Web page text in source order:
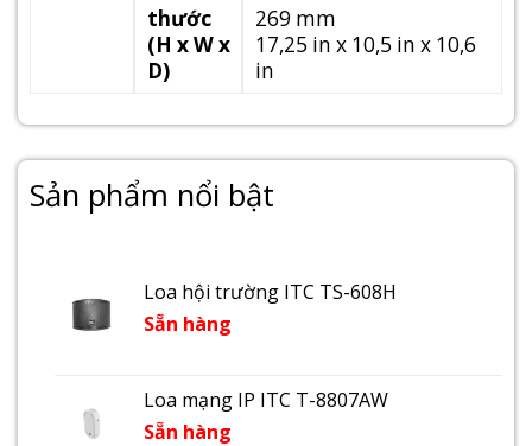
thước
(H x W x
D)
269 mm
17,25 in x 10,5 in x 10,6
in
Sản phẩm nổi bật
Loa hội trường ITC TS-608H
Sẵn hàng
Loa mạng IP ITC T-8807AW
Sẵn hàng